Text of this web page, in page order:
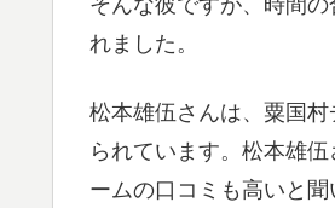
れました。
松本雄伍さんは、粟国
られています。松本雄
ームの口コミも高いと聞